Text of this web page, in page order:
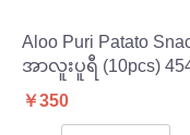
Aloo Puri Patato
အာလူးပူရီ (10pcs)
￥350